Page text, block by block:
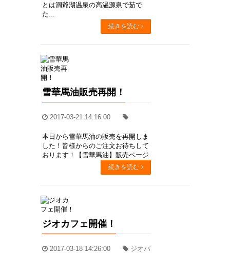
とは洞爺湖温泉の高温源泉で茹で
た...
続きを読む
雪華馬油販売再開！
2017-03-21 14:16:00
本日から雪華馬油の販売を再開しま
した！皆様からのご注文お待ちして
おります！【雪華馬油】販売ページ
続きを読む
ジオカフェ開催！
2017-03-18 14:26:00
ジオパ